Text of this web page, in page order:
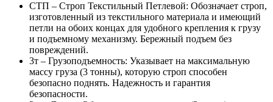
СТП – Строп Текстильный Петлевой: Обозначает строп,
изготовленный из текстильного материала и имеющий
петли на обоих концах для удобного крепления к грузу
и подъемному механизму. Бережный подъем без
повреждений.
3т – Грузоподъемность: Указывает на максимальную
массу груза (3 тонны), которую строп способен
безопасно поднять. Надежность и гарантия
безопасности.